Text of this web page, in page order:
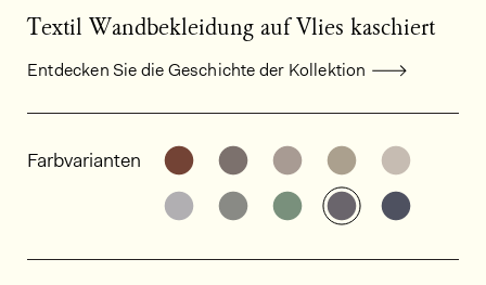
Textil Wandbekleidung auf Vlies kaschiert
Entdecken Sie die Geschichte der Kollektion
Farbvarianten Weitere Varianten entdecken:
Weitere Varianten
Weitere Varianten
Weitere
Weitere Varianten entdecken:
Weitere Varianten
Weitere Varianten
Weitere